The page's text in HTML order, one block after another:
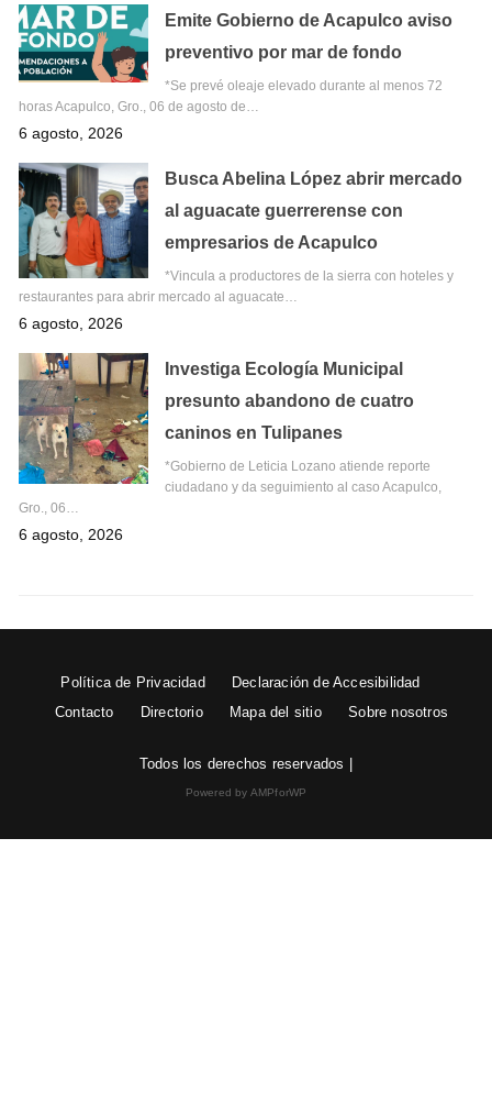
Emite Gobierno de Acapulco aviso
preventivo por mar de fondo
*Se prevé oleaje elevado durante al menos 72
horas Acapulco, Gro., 06 de agosto de…
6 agosto, 2026
Busca Abelina López abrir mercado
al aguacate guerrerense con
empresarios de Acapulco
*Vincula a productores de la sierra con hoteles y
restaurantes para abrir mercado al aguacate…
6 agosto, 2026
Investiga Ecología Municipal
presunto abandono de cuatro
caninos en Tulipanes
*Gobierno de Leticia Lozano atiende reporte
ciudadano y da seguimiento al caso Acapulco,
Gro., 06…
6 agosto, 2026
Política de Privacidad
Declaración de Accesibilidad
Contacto
Directorio Mapa del sitio Sobre nosotros
Todos los derechos reservados |
Powered by AMPforWP